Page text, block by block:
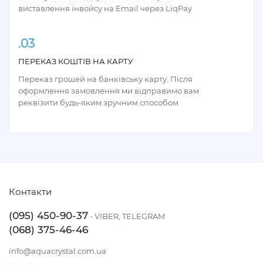
виставлення інвойсу на Email через LiqPay
.03
ПЕРЕКАЗ КОШТІВ НА КАРТУ
Переказ грошей на банківську карту. Після
оформлення замовлення ми відправимо вам
реквізити будь-яким зручним способом
Контакти
(095) 450-90-37- VIBER, TELEGRAM
(068) 375-46-46
info@aquacrystal.com.ua